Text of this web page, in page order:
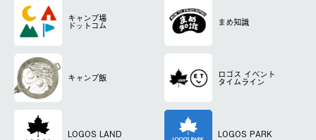
キャンプ場
ドットコム まめ知識
キャンプ飯 ロゴス イベント
タイムライン
LOGOS LAND LOGOS PARK